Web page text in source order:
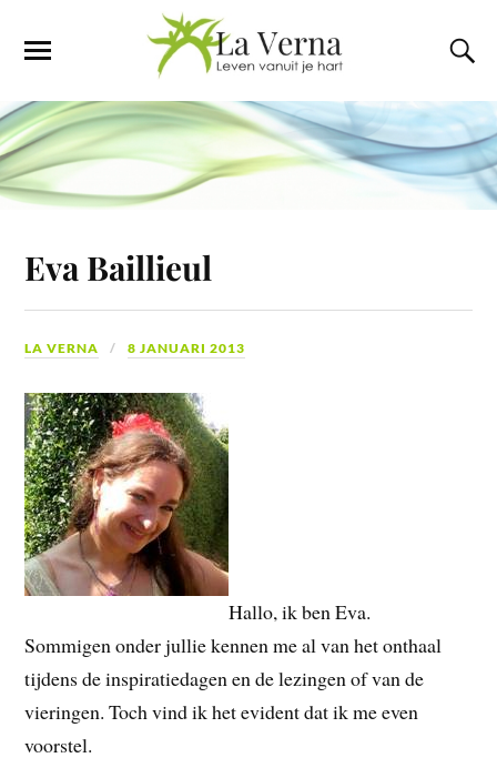
Eva Baillieul
LA VERNA 8 JANUARI 2013
Hallo, ik ben Eva.
Sommigen onder jullie kennen me al van het onthaal
tijdens de inspiratiedagen en de lezingen of van de
vieringen.Toch vind ik het evident dat ik me even
voorstel.